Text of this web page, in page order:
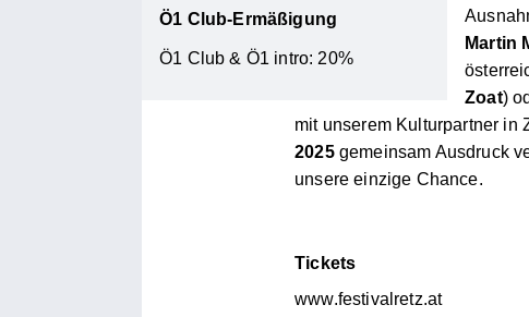
Ö1 Club-Ermäßigung
Ö1 Club & Ö1 intro: 20%
Martin
Zoat)
mit unserem Kulturpartner in
2025gemeinsam Ausdruck
unsere einzige Chance.
Tickets
www.festivalretz.at